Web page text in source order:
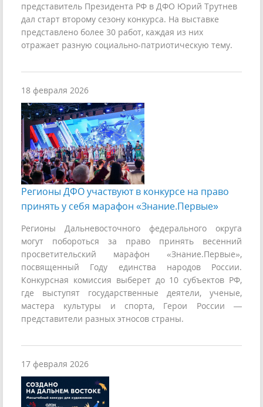
представитель Президента РФ в ДФО Юрий Трутнев
дал старт второму сезону конкурса. На выставке
представлено более 30 работ, каждая из них
отражает разную социально-патриотическую тему.
18 февраля 2026
Регионы ДФО участвуют в конкурсе на право
принять у себя марафон «Знание.Первые»
Регионы Дальневосточного федерального округа
могут побороться за право принять весенний
просветительский марафон «Знание.Первые»,
посвященный Году единства народов России.
Конкурсная комиссия выберет до 10 субъектов РФ,
где выступят государственные деятели, ученые,
мастера культуры и спорта, Герои России —
представители разных этносов страны.
17 февраля 2026